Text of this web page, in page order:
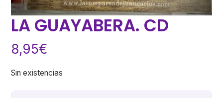
LA GUAYABERA. CD
8,95€
Sin existencias